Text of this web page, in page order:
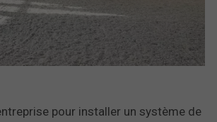
pour installer un système de